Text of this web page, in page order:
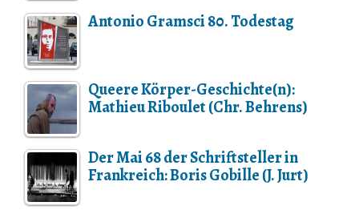
Antonio Gramsci 80. Todestag
Queere Körper-Geschichte(n):
Mathieu Riboulet (Chr. Behrens)
Der Mai 68 der Schriftsteller in
Frankreich: Boris Gobille (J. Jurt)